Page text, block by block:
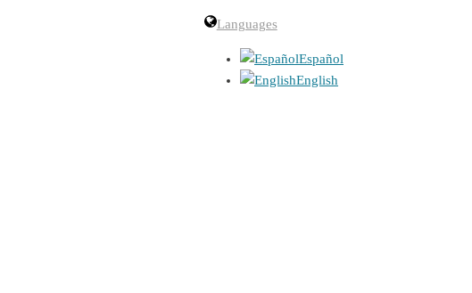
Languages
Español
English
de carácter informativo sobre sus
los USUARIOS que accedan al mismo. Las
para que las lea, las imprima, archive y acepte a